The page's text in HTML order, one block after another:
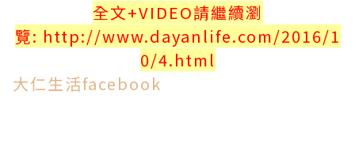
全文+VIDEO請繼續瀏
覽: http://www.dayanlife.com/2016/1
0/4.html
大仁生活facebook